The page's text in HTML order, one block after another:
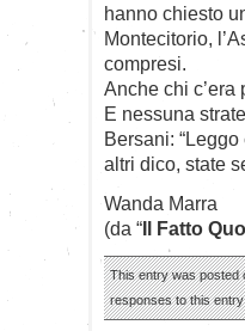
hanno chiesto
Montecitorio,
compresi.
Anche chi c’era
E nessuna
Bersani:
altri dico, state
Wanda Marra
(da “Il Fatto
This entry was posted
responses to this